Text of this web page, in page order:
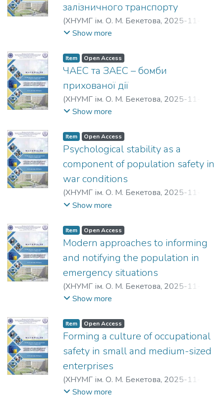
залізничного транспорту
(ХНУМГ ім. О. М. Бекетова, 2025-11-12
Мартиненко, Яна Олександрівна
Show more
Item Open Access
ЧАЕС та ЗАЕС – бомби
прихованої дії
(ХНУМГ ім. О. М. Бекетова, 2025-11-12
Мокійчук, Вікторія Вікторівна
Show more
Item Open Access
Psychological stability as a
component of population safety in
war conditions
(ХНУМГ ім. О. М. Бекетова, 2025-11-12
Zemlyanska, Olena Vasylivna
Show more
Item Open Access
Modern approaches to informing
and notifying the population in
emergency situations
(ХНУМГ ім. О. М. Бекетова, 2025-11-12
Polukarov, Yury Oleksiyovych
Show more
Item Open Access
Forming a culture of occupational
safety in small and medium-sized
enterprises
(ХНУМГ ім. О. М. Бекетова, 2025-11-12
Zemlyanska, Olena Vasylivna
Show more